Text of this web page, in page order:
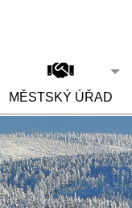
MĚSTSKÝ ÚŘAD